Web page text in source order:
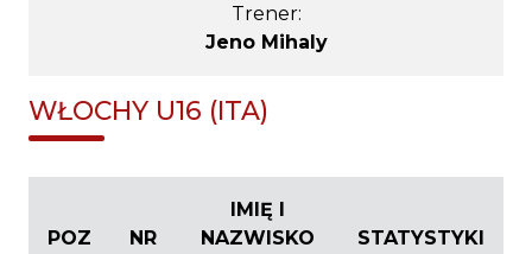
Trener:
Jeno Mihaly
WŁOCHY U16 (ITA)
POZ NR
IMIĘ I
NAZWISKO
STATYSTYKI